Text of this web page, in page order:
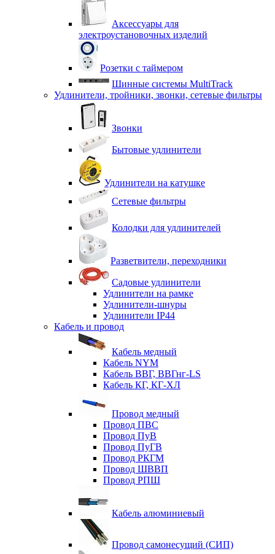
Аксессуары для
электроустановочных изделий
Розетки с таймером
Шинные системы MultiTrack
Удлинители, тройники, звонки, сетевые фильтры
Звонки
Бытовые удлинители
Удлинители на катушке
Сетевые фильтры
Колодки для удлинителей
Разветвители, переходники
Садовые удлинители
Удлинители на рамке
Удлинители-шнуры
Удлинители IP44
Кабель и провод
Кабель медный
Кабель NYM
Кабель ВВГ, ВВГнг-LS
Кабель КГ, КГ-ХЛ
Провод медный
Провод ПВС
Провод ПуВ
Провод ПуГВ
Провод РКГМ
Провод ШВВП
Провод РПШ
Кабель алюминиевый
Провод самонесущий (СИП)